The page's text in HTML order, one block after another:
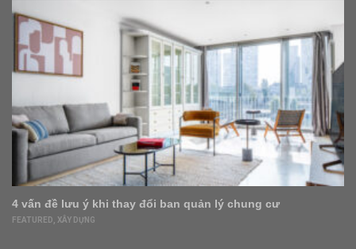
4 vấn đề lưu ý khi thay đổi ban quản lý chung cư
FEATURED XÂY DỰNG